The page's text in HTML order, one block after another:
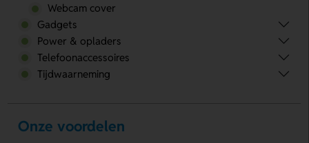
Webcam cover
Gadgets
Power & opladers
Telefoonaccessoires
Tijdwaarneming
Onze voordelen